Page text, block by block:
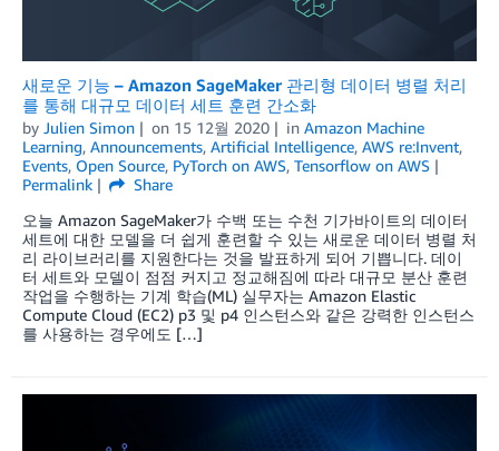
새로운 기능 – Amazon SageMaker 관리형 데이터 병렬 처리
를 통해 대규모 데이터 세트 훈련 간소화
by Julien Simon on 15 12월 2020 in Amazon Machine
Learning, Announcements, Artificial Intelligence, AWS re:Invent,
Events, Open Source, PyTorch on AWS, Tensorflow on AWS
Permalink
Share
오늘 Amazon SageMaker가 수백 또는 수천 기가바이트의 데이터
세트에 대한 모델을 더 쉽게 훈련할 수 있는 새로운 데이터 병렬 처
리 라이브러리를 지원한다는 것을 발표하게 되어 기쁩니다. 데이
터 세트와 모델이 점점 커지고 정교해짐에 따라 대규모 분산 훈련
작업을 수행하는 기계 학습(ML) 실무자는 Amazon Elastic
Compute Cloud (EC2) p3 및 p4 인스턴스와 같은 강력한 인스턴스
를 사용하는 경우에도 […]